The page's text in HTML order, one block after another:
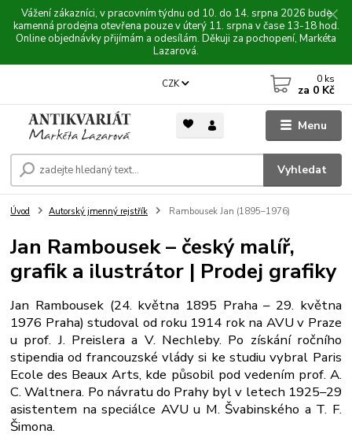
Vážení zákazníci, v pracovním týdnu od 10. do 14. srpna 2026 bude
kamenná prodejna otevřena pouze v úterý 11. srpna v čase 13-18 hod.
Online objednávky přijímám a odesílám. Děkuji za pochopení, Markéta
Lazarová.
Menu
CZK
Vyhledat
0 ks
za 0 Kč
Úvod Autorský jmenný rejstřík Rambousek Jan (1895–1976)
Jan Rambousek – český malíř,
grafik a ilustrátor | Prodej grafiky
Jan Rambousek (24. května 1895 Praha – 29. května
1976 Praha) studoval od roku 1914 rok na AVU v Praze
u prof. J. Preislera a V. Nechleby. Po získání ročního
stipendia od francouzské vlády si ke studiu vybral Paris
Ecole des Beaux Arts, kde působil pod vedením prof. A.
C. Waltnera. Po návratu do Prahy byl v letech 1925–29
asistentem na speciálce AVU u M. Švabinského a T. F.
Šimona.